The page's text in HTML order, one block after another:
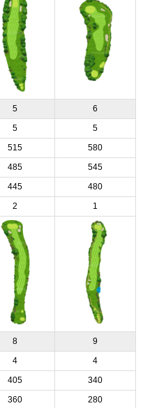
5 6
5 5
515 580
485 545
445 480
2 1
8 9
4 4
405 340
360 280